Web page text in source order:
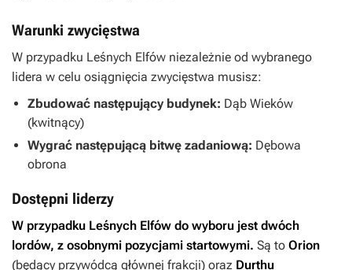
Warunki zwycięstwa
W przypadku Leśnych Elfów niezależnie od wybranego
lidera w celu osiągnięcia zwycięstwa musisz:
Zbudować następujący budynek: Dąb Wieków
(kwitnący)
Wygrać następującą bitwę zadaniową: Dębowa
obrona
Dostępni liderzy
W przypadku Leśnych Elfów do wyboru jest dwóch
lordów, z osobnymi pozycjami startowymi. Są to Orion
(będący przywódcą głównej frakcji) oraz Durthu